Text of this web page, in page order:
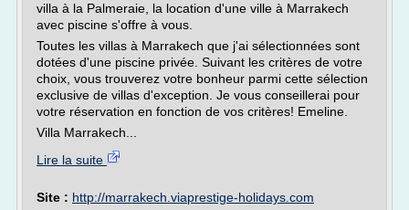
villa à la Palmeraie, la location d'une ville à Marrakech
avec piscine s'offre à vous.
Toutes les villas à Marrakech que j'ai sélectionnées sont
dotées d'une piscine privée. Suivant les critères de votre
choix, vous trouverez votre bonheur parmi cette sélection
exclusive de villas d'exception. Je vous conseillerai pour
votre réservation en fonction de vos critères! Emeline.
Villa Marrakech...
Lire la suite
Site : http://marrakech.viaprestige-holidays.com